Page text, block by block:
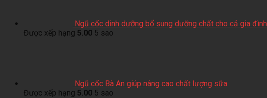
Ngũ cốc dinh dưỡng bổ sung dưỡng chất cho cả gia đình
Được xếp hạng 5.00 5 sao
Ngũ cốc Bà An giúp nâng cao chất lượng sữa
Được xếp hạng 5.00 5 sao